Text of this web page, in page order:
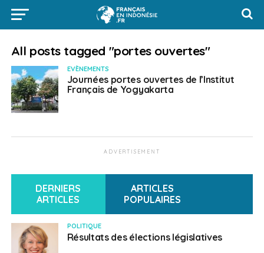
All posts tagged "portes ouvertes"
EVÈNEMENTS
Journées portes ouvertes de l’Institut
Français de Yogyakarta
ADVERTISEMENT
DERNIERS
ARTICLES
ARTICLES
POPULAIRES
POLITIQUE
Résultats des élections législatives